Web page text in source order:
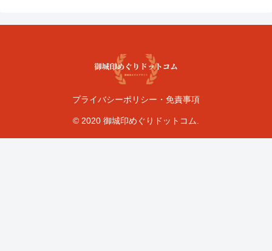
プライバシーポリシー・免責事項
© 2020 御城印めぐりドットコム.